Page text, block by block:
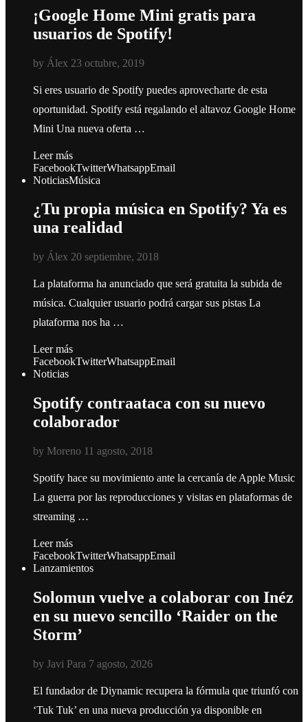
¡Google Home Mini gratis para
usuarios de Spotify!
by Álex 23 octubre, 2019
Si eres usuario de Spotify puedes aprovecharte de esta
oportunidad. Spotify está regalando el altavoz Google Home
Mini Una nueva oferta …
Leer más
FacebookTwitterWhatsappEmail
NoticiasMúsica
¿Tu propia música en Spotify? Ya es
una realidad
by Álex 20 septiembre, 2018
La plataforma ha anunciado que será gratuita la subida de
música. Cualquier usuario podrá cargar sus pistas La
plataforma nos ha …
Leer más
FacebookTwitterWhatsappEmail
Noticias
Spotify contraataca con su nuevo
colaborador
by Moreno 11 agosto, 2018
Spotify hace su movimiento ante la cercanía de Apple Music
La guerra por las reproducciones y visitas en plataformas de
streaming …
Leer más
FacebookTwitterWhatsappEmail
Lanzamientos
Solomun vuelve a colaborar con Inéz
en su nuevo sencillo ‘Raider on the
Storm’
by Javi Para 7 agosto, 2026
El fundador de Diynamic recupera la fórmula que triunfó con
‘Tuk Tuk’ en una nueva producción ya disponible en